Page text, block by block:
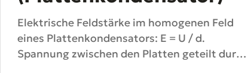
Elektrische Feldstärke im homogenen Feld
eines Plattenkondensators: E = U / d.
Spannung zwischen den Platten geteilt durch